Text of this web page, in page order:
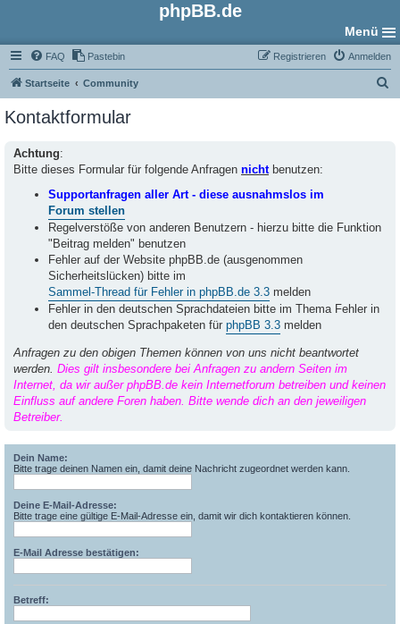
phpBB.de
Menü
FAQ Pastebin Anmelden
Registrieren
Startseite Community
Kontaktformular
Achtung:
Bitte dieses Formular für folgende Anfragen nichtbenutzen:
Supportanfragen aller Art - diese ausnahmslos im
Forum stellen
Regelverstöße von anderen Benutzern - hierzu bitte die Funktion
"Beitrag melden" benutzen
Fehler auf der Website phpBB.de (ausgenommen
Sicherheitslücken) bitte im
Sammel-Thread für Fehler in phpBB.de 3.3 melden
Fehler in den deutschen Sprachdateien bitte im Thema Fehler in
den deutschen Sprachpaketen für phpBB 3.3 melden
Anfragen zu den obigen Themen können von uns nicht beantwortet
werden. Dies gilt insbesondere bei Anfragen zu andern Seiten im
Internet, da wir außer phpBB.de kein Internetforum betreiben und keinen
Einfluss auf andere Foren haben. Bitte wende dich an den jeweiligen
Betreiber.
Dein Name:
Bitte trage deinen Namen ein, damit deine Nachricht zugeordnet werden kann.
Deine E-Mail-Adresse:
Bitte trage eine gültige E-Mail-Adresse ein, damit wir dich kontaktieren können.
E-Mail Adresse bestätigen:
Betreff: